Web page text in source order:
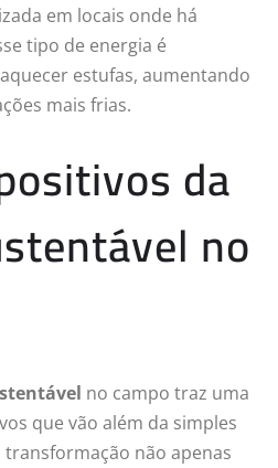
em locais onde há
tipo de energia é
estufas, aumentando
mais frias.
da
no
no campo traz uma
que vão além da simples
transformação não apenas